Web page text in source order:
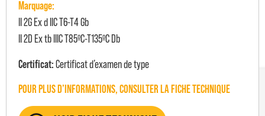
Marquage:
II 2G Ex d IIC T6-T4 Gb
II 2D Ex tb IIIC T85ºC-T135ºC Db
Certificat:Certificat d’examen de type
POUR PLUS D’INFORMATIONS, CONSULTER LA FICHE TECHNIQUE